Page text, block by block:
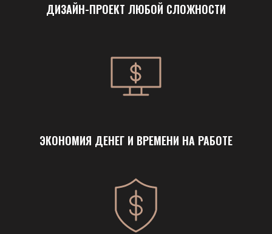
ДИЗАЙН-ПРОЕКТ ЛЮБОЙ СЛОЖНОСТИ
ЭКОНОМИЯ ДЕНЕГ И ВРЕМЕНИ НА РАБОТЕ